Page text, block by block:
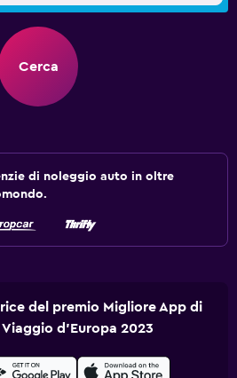
Cerca
di noleggio auto in oltre
del premio Migliore App di
Viaggio d'Europa 2023